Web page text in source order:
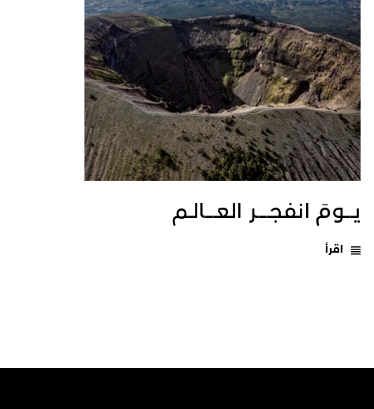
يـــومَ انفجـــــر العــــالـم
اقرأ